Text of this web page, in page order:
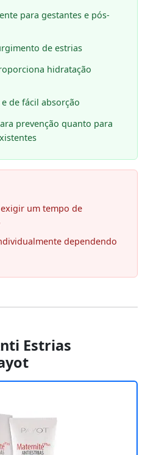
para gestantes e pós-
de estrias
hidratação
de fácil absorção
prevenção quanto para
um tempo de
dependendo
Estrias